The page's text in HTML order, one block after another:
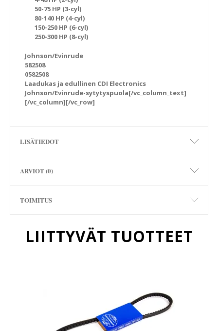
50-75 HP (3-cyl)
80-140 HP (4-cyl)
150-250 HP (6-cyl)
250-300 HP (8-cyl)
Johnson/Evinrude
582508
0582508
Laadukas ja edullinen CDI Electronics
Johnson/Evinrude-sytytyspuola[/vc_column_text]
[/vc_column][/vc_row]
LISÄTIEDOT
ARVIOT (0)
TOIMITUS
LIITTYVÄT TUOTTEET